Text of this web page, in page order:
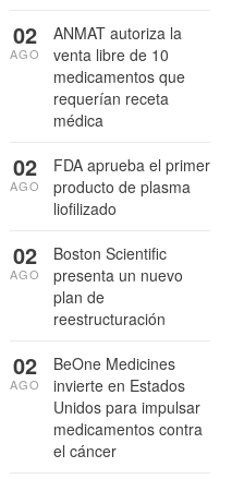
ANMAT autoriza la
venta libre de 10
medicamentos que
requerían receta
médica
02
AGO
FDA aprueba el primer
producto de plasma
liofilizado
02
AGO
Boston Scientific
presenta un nuevo
plan de
reestructuración
02
AGO
BeOne Medicines
invierte en Estados
Unidos para impulsar
medicamentos contra
el cáncer
02
AGO